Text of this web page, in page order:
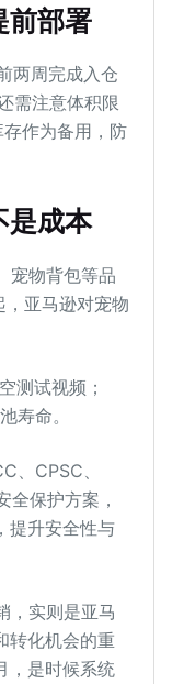
部署
两周完成入仓
需注意体积限
作为备用，防
成本
宠物背包等品
亚马逊对宠物
测试视频；
寿命。
、CPSC、
全保护方案，
提升安全性与
，实则是亚马
转化机会的重
，是时候系统